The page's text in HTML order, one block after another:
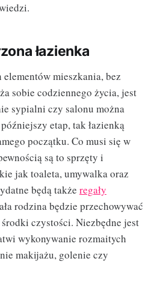
łazienka
elementów mieszkania, bez
sobie codziennego życia, jest
sypialni czy salonu można
etap, tak łazienką
początku. Co musi się w
są to sprzęty i
jak toaleta, umywalka oraz
będą także regały
rodzina będzie przechowywać
czystości. Niezbędne jest
wykonywanie rozmaitych
makijażu, golenie czy